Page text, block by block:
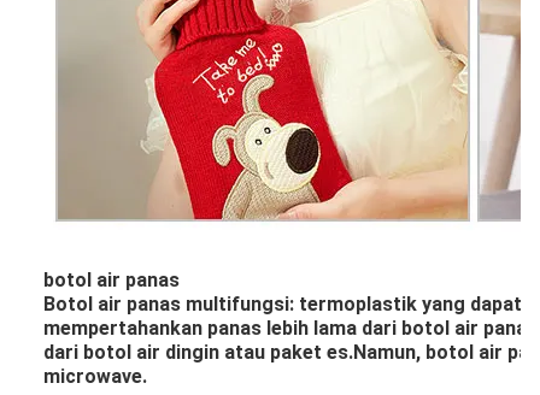
botol air panas
Botol air panas multifungsi: termoplastik yang dapat
mempertahankan panas lebih lama dari botol air
dari botol air dingin atau paket es.Namun, botol air
microwave.